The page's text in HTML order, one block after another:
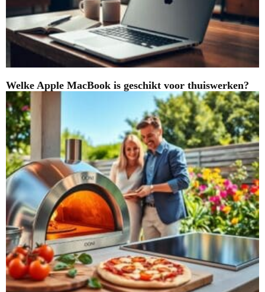
Welke Apple MacBook is geschikt voor thuiswerken?